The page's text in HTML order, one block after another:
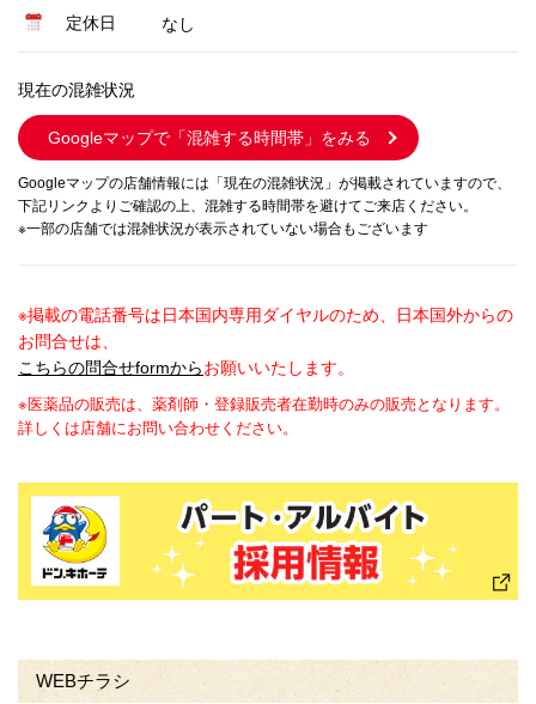
定休日 なし
現在の混雑状況
Googleマップで 「混雑する時間帯」をみる
Googleマップの店舗情報には「現在の混雑状況」が掲載されていますので、
下記リンクよりご確認の上、混雑する時間帯を避けてご来店ください。
※一部の店舗では混雑状況が表示されていない場合もございます
※掲載の電話番号は日本国内専用ダイヤルのため、日本国外からの
お問合せは、
こちらの問合せformからお願いいたします。
※医薬品の販売は、薬剤師・登録販売者在勤時のみの販売となります。
詳しくは店舗にお問い合わせください。
WEBチラシ